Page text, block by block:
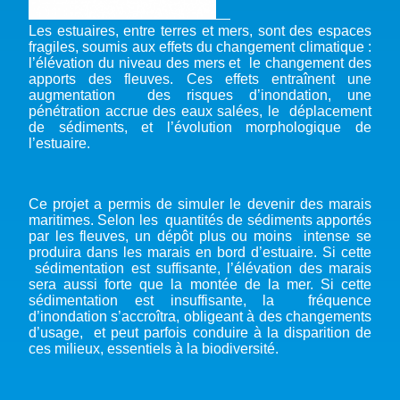
Les estuaires, entre terres et mers, sont des espaces
fragiles, soumis aux effets du changement climatique :
l’élévation du niveau des mers et le changement des
apports des fleuves. Ces effets entraînent une
augmentation des risques d’inondation, une
pénétration accrue des eaux salées, le déplacement
de sédiments, et l’évolution morphologique de
l’estuaire.
Ce projet a permis de simuler le devenir des marais
maritimes. Selon les quantités de sédiments apportés
par les fleuves, un dépôt plus ou moins intense se
produira dans les marais en bord d’estuaire. Si cette
sédimentation est suffisante, l’élévation des marais
sera aussi forte que la montée de la mer. Si cette
sédimentation est insuffisante, la fréquence
d’inondation s’accroîtra, obligeant à des changements
d’usage, et peut parfois conduire à la disparition de
ces milieux, essentiels à la biodiversité.